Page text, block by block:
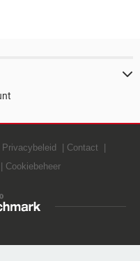
Privacybeleid
Contact
Cookiebeheer